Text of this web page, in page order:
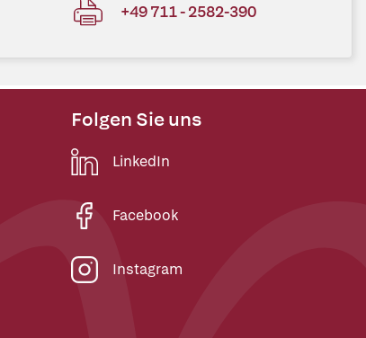
+49 711 - 2582-390
Folgen Sie uns
LinkedIn
Facebook
Instagram